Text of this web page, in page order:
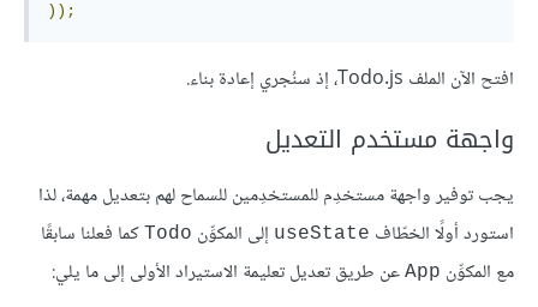
));
افتح الآن الملف Todo.js، إذ سنُجري إعادة بناء.
واجهة مستخدم التعديل
يجب توفير واجهة مستخدِم للمستخدِمين للسماح لهم بتعديل مهمة، لذا
استورد أولًا الخطّاف useState إلى المكوِّن Todo كما فعلنا سابقًا
مع المكوِّن App عن طريق تعديل تعليمة الاستيراد الأولى إلى ما يلي: